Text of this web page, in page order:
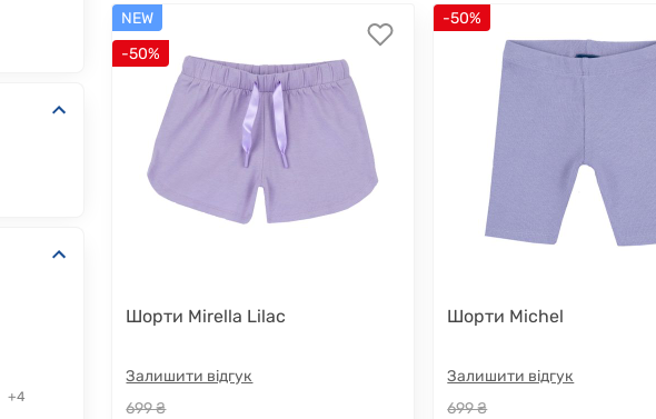
+4
NEW
-50%
Шорти Mirella Lilac
Залишити відгук
699 ₴
-50%
Шорти Michel
Залишити відгук
699 ₴